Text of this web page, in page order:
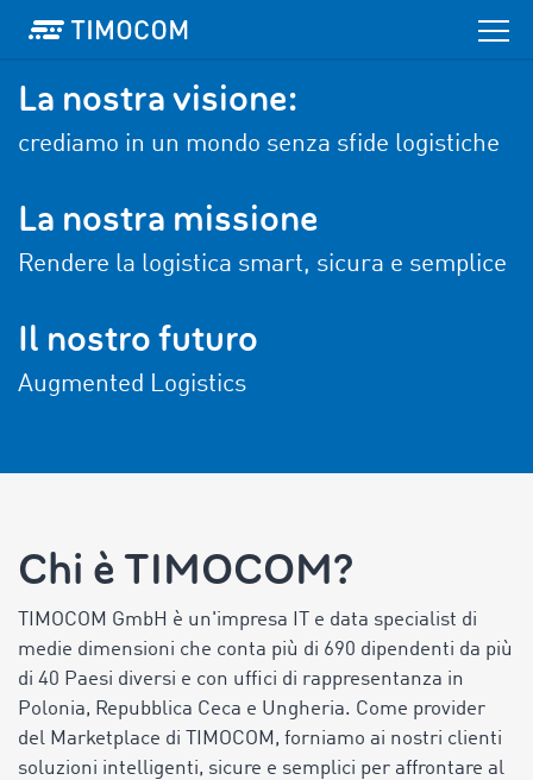
La nostra visione:
crediamo in un mondo senza sfide logistiche
La nostra missione
Rendere la logistica smart, sicura e semplice
Il nostro futuro
Augmented Logistics
Chi è TIMOCOM?
TIMOCOM GmbH è un'impresa IT e data specialist di
medie dimensioni che conta più di 690 dipendenti da più
di 40 Paesi diversi e con uffici di rappresentanza in
Polonia, Repubblica Ceca e Ungheria. Come provider
del Marketplace di TIMOCOM, forniamo ai nostri clienti
soluzioni intelligenti, sicure e semplici per affrontare al